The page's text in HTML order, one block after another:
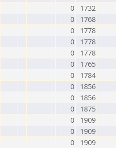
0
1732
0
1768
0
1778
0
1778
0
1778
0
1765
0
1784
0
1856
0
1856
0
1875
0
1909
0
1909
0
1909